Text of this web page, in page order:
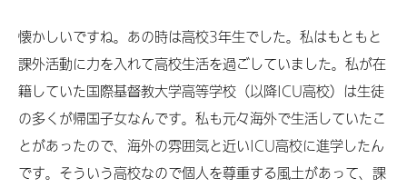
懐かしいですね。あの時は高校3年生でした。私はもともと
課外活動に力を入れて高校生活を過ごしていました。私が在
籍していた国際基督教大学高等学校（以降ICU高校）は生徒
の多くが帰国子女なんです。私も元々海外で生活していたこ
とがあったので、海外の雰囲気と近いICU高校に進学したん
です。そういう高校なので個人を尊重する風土があって、課